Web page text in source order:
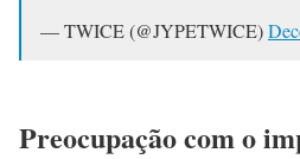
— TWICE (@JYPETWICE)
Preocupação com o